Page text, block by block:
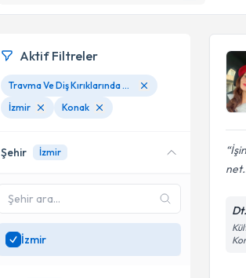
Aktif Filtreler
Travma Ve Diş Kırıklarında Estetik Yaklaşımlar
İzmir
Konak
Şehir İzmir
İzmir